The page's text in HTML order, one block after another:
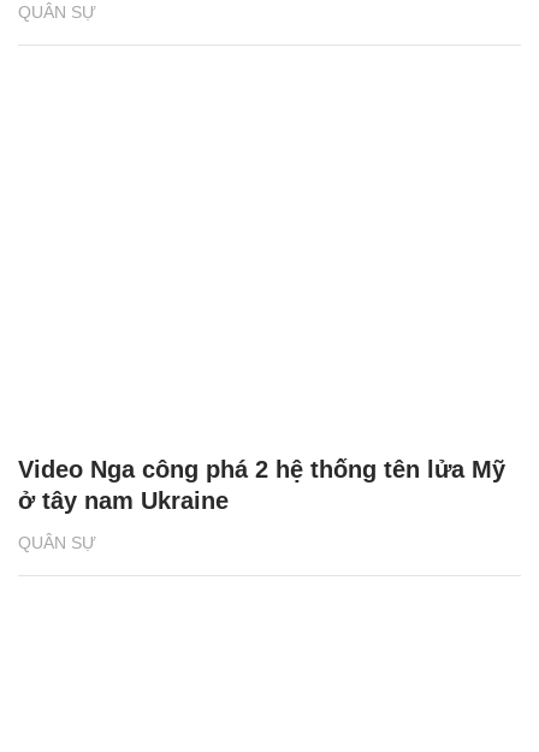
QUÂN SỰ
QUÂN SỰ
Video Nga công phá 2 hệ thống tên lửa Mỹ
ở tây nam Ukraine